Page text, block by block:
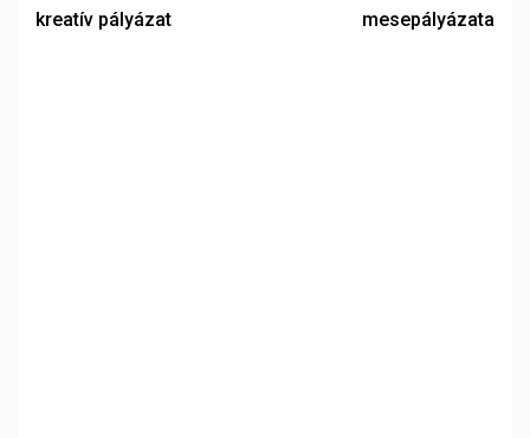
kreatív pályázat
mesepályázata